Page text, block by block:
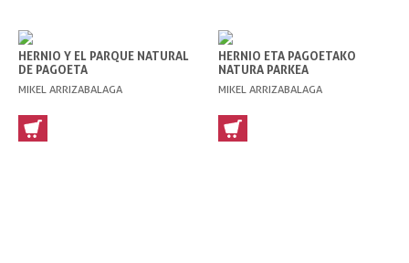
HERNIO Y EL PARQUE NATURAL
DE PAGOETA
MIKEL ARRIZABALAGA
HERNIO ETA PAGOETAKO
NATURA PARKEA
MIKEL ARRIZABALAGA